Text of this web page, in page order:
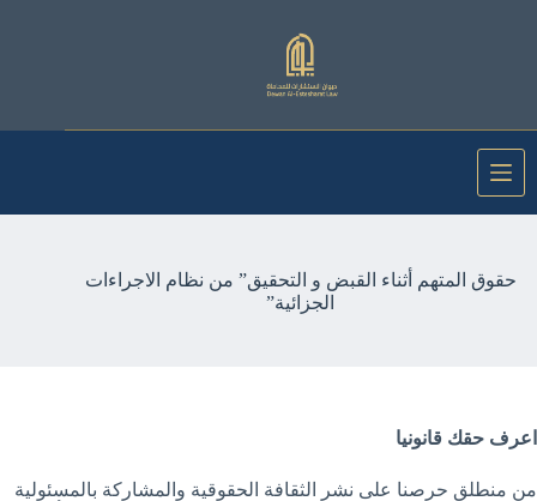
حقوق المتهم أثناء القبض و التحقيق” من نظام الاجراءات
الجزائية”
اعرف حقك قانونيا
من منطلق حرصنا على نشر الثقافة الحقوقية والمشاركة بالمسئولية